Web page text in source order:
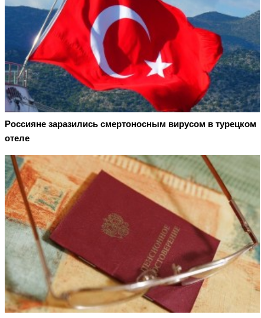
Россияне заразились смертоносным вирусом в турецком
отеле